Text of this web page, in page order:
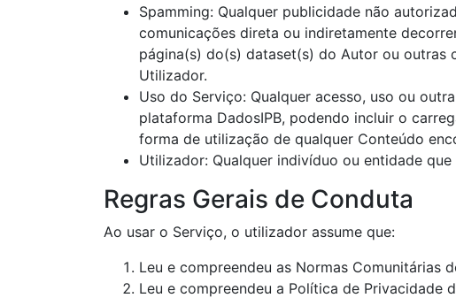
Spamming: Qualquer publicidade não
comunicações direta ou indiretamente
página(s) do(s) dataset(s) do Autor ou outras
Utilizador.
Uso do Serviço: Qualquer acesso, uso ou
plataforma DadosIPB, podendo incluir o
forma de utilização de qualquer Conteúdo
Utilizador: Qualquer indivíduo ou entidade
Regras Gerais de Conduta
Ao usar o Serviço, o utilizador assume que:
Leu e compreendeu as Normas Comunitárias
Leu e compreendeu a Política de Privacidade